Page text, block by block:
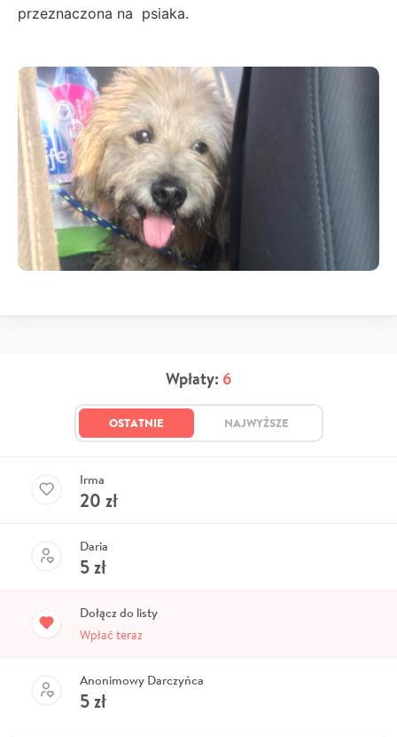
przeznaczona na psiaka.
Wpłaty: 6
OSTATNIE NAJWYŻSZE
Irma
20 zł
Daria
5zł
Dołącz do listy
Wpłać teraz
Anonimowy Darczyńca
5zł